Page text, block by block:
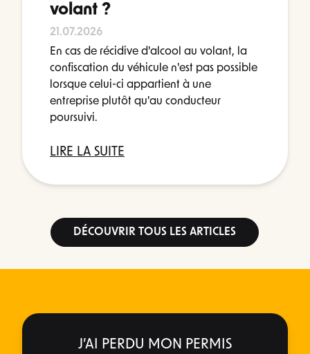
volant ?
21.07.2026
En cas de récidive d'alcool au volant, la
confiscation du véhicule n'est pas possible
lorsque celui-ci appartient à une
entreprise plutôt qu'au conducteur
poursuivi.
LIRE LA SUITE
DÉCOUVRIR TOUS LES ARTICLES
J’AI PERDU MON PERMIS